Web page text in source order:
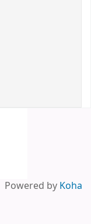
Powered by Koha